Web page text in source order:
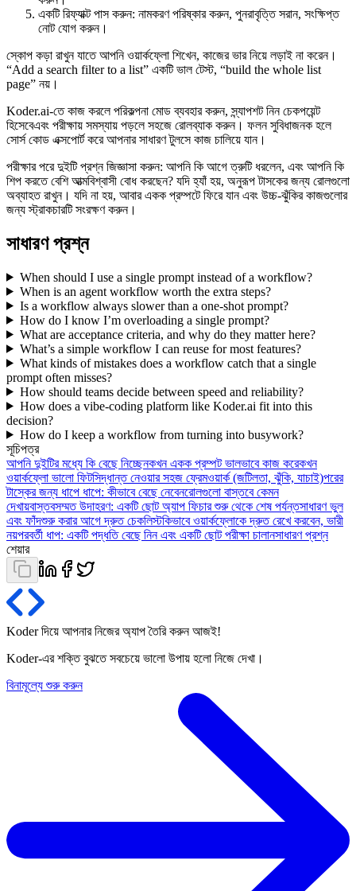
একটি রিফ্যাক্ট পাস করুন: নামকরণ পরিষ্কার করুন, পুনরাবৃত্তি সরান, সংক্ষিপ্ত
নোট যোগ করুন।
স্কোপ কড়া রাখুন যাতে আপনি ওয়ার্কফ্লো শিখেন, কাজের ভার নিয়ে লড়াই না করেন।
“Add a search filter to a list” একটি ভাল টেস্ট, “build the whole list
page” নয়।
Koder.ai-তে কাজ করলে পরিকল্পনা মোড ব্যবহার করুন, স্ন্যাপশট নিন চেকপয়েন্ট
হিসেবেএবং পরীক্ষায় সমস্যায় পড়লে সহজে রোলব্যাক করুন। ফলন সুবিধাজনক হলে
সোর্স কোড এক্সপোর্ট করে আপনার সাধারণ টুলসে কাজ চালিয়ে যান।
পরীক্ষার পরে দুইটি প্রশ্ন জিজ্ঞাসা করুন: আপনি কি আগে ত্রুটি ধরলেন, এবং আপনি কি
শিপ করতে বেশি আত্মবিশ্বাসী বোধ করছেন? যদি হ্যাঁ হয়, অনুরূপ টাসকের জন্য রোলগুলো
অব্যাহত রাখুন। যদি না হয়, আবার একক প্রম্পটে ফিরে যান এবং উচ্চ-ঝুঁকির কাজগুলোর
জন্য স্ট্রাকচারটি সংরক্ষণ করুন।
সাধারণ প্রশ্ন
When should I use a single prompt instead of a workflow?
When is an agent workflow worth the extra steps?
Is a workflow always slower than a one-shot prompt?
How do I know I’m overloading a single prompt?
What are acceptance criteria, and why do they matter here?
What’s a simple workflow I can reuse for most features?
What kinds of mistakes does a workflow catch that a single
prompt often misses?
How should teams decide between speed and reliability?
How does a vibe-coding platform like Koder.ai fit into this
decision?
How do I keep a workflow from turning into busywork?
সূচিপত্র
আপনি দুইটির মধ্যে কি বেছে নিচ্ছেনকখন একক প্রম্পট ভালভাবে কাজ করেকখন
ওয়ার্কফ্লো ভালো ফিটসিদ্ধান্ত নেওয়ার সহজ ফ্রেমওয়ার্ক (জটিলতা, ঝুঁকি, যাচাই)পরের
টাস্কের জন্য ধাপে ধাপে: কীভাবে বেছে নেবেনরোলগুলো বাস্তবে কেমন
দেখায়বাস্তবসম্মত উদাহরণ: একটি ছোট অ্যাপ ফিচার শুরু থেকে শেষ পর্যন্তসাধারণ ভুল
এবং ফাঁদশুরু করার আগে দ্রুত চেকলিস্টকিভাবে ওয়ার্কফ্লোকে দ্রুত রেখে করবেন, ভারী
নয়পরবর্তী ধাপ: একটি পদ্ধতি বেছে নিন এবং একটি ছোট পরীক্ষা চালানসাধারণ প্রশ্ন
শেয়ার
Koder দিয়ে আপনার নিজের অ্যাপ তৈরি করুন আজই!
Koder-এর শক্তি বুঝতে সবচেয়ে ভালো উপায় হলো নিজে দেখা।
বিনামূল্যে শুরু করুন